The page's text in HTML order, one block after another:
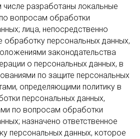
числе разработаны локальные
вопросам обработки
лица, непосредственно
персональных данных,
законодательства
о персональных данных, в
по защите персональных
определяющими политику в
персональных данных,
по вопросам обработки
назначено ответственное
персональных данных, которое